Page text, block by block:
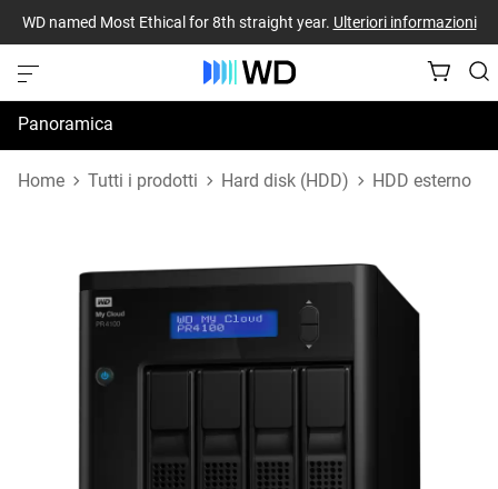
WD named Most Ethical for 8th straight year. Ulteriori informazioni
Panoramica
Specifiche
Home Tutti i prodotti Hard disk (HDD) HDD esterno